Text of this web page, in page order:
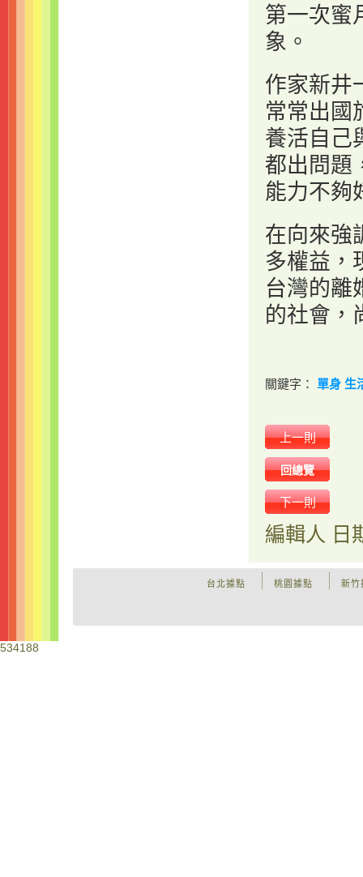
第一次蜜
象。
作家新井
常常出國
養活自己
都出問題
能力不夠
在向來強
多權益，
台灣的離
的社會，
關鍵字： 單身 生
上一則
回總覽
下一則
編輯人 日
新竹
桃園據點
台北據點
534188